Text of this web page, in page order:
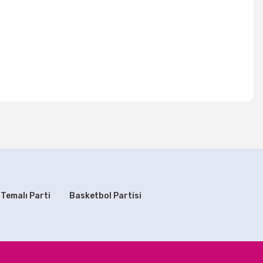
Parti
Basketbol Partisi